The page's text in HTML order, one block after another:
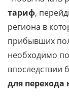
тариф,
региона в
прибывших
необходимо
впоследствии
для перехода